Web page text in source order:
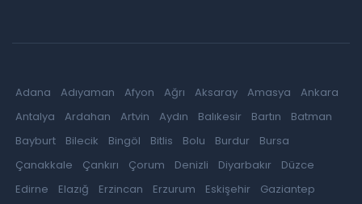
Adana Adıyaman Afyon Ağrı Aksaray Amasya
Ankara
Antalya
Ardahan Artvin Aydın Balıkesir Bartın
Batman
Bayburt
Bilecik Bingöl Bitlis Bolu Burdur
Bursa
Çanakkale
Çankırı Çorum Denizli Diyarbakır
Düzce
Edirne
Elazığ Erzincan Erzurum Eskişehir
Gaziantep